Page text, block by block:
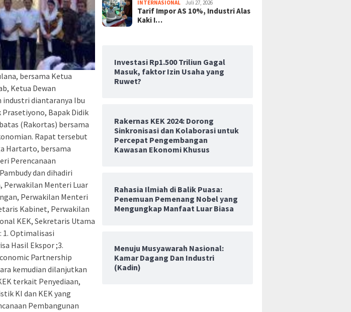
bersama Ketua
Ketua Dewan
industri diantaranya Ibu
Prasetiyono, Bapak Didik
(Rakortas) bersama
Rapat tersebut
Hartarto, bersama
Perencanaan
dan dihadiri
Perwakilan Menteri Luar
Perwakilan Menteri
Kabinet, Perwakilan
KEK, Sekretaris Utama
1. Optimalisasi
Hasil Ekspor ;3.
Partnership
kemudian dilanjutkan
terkait Penyediaan,
KI dan KEK yang
Pembangunan
INTERNASIONAL Juli 27, 2026
Tarif Impor AS 10%, Industri Alas
Kaki I…
Investasi Rp1.500 Triliun Gagal
Masuk, faktor Izin Usaha yang
Ruwet?
Rakernas KEK 2024: Dorong
Sinkronisasi dan Kolaborasi untuk
Percepat Pengembangan
Kawasan Ekonomi Khusus
Rahasia Ilmiah di Balik Puasa:
Penemuan Pemenang Nobel yang
Mengungkap Manfaat Luar Biasa
Menuju Musyawarah Nasional:
Kamar Dagang Dan Industri
(Kadin)